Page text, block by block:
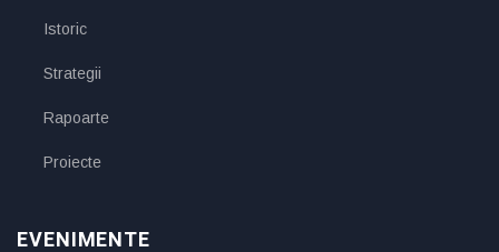
Istoric
Strategii
Rapoarte
Proiecte
EVENIMENTE